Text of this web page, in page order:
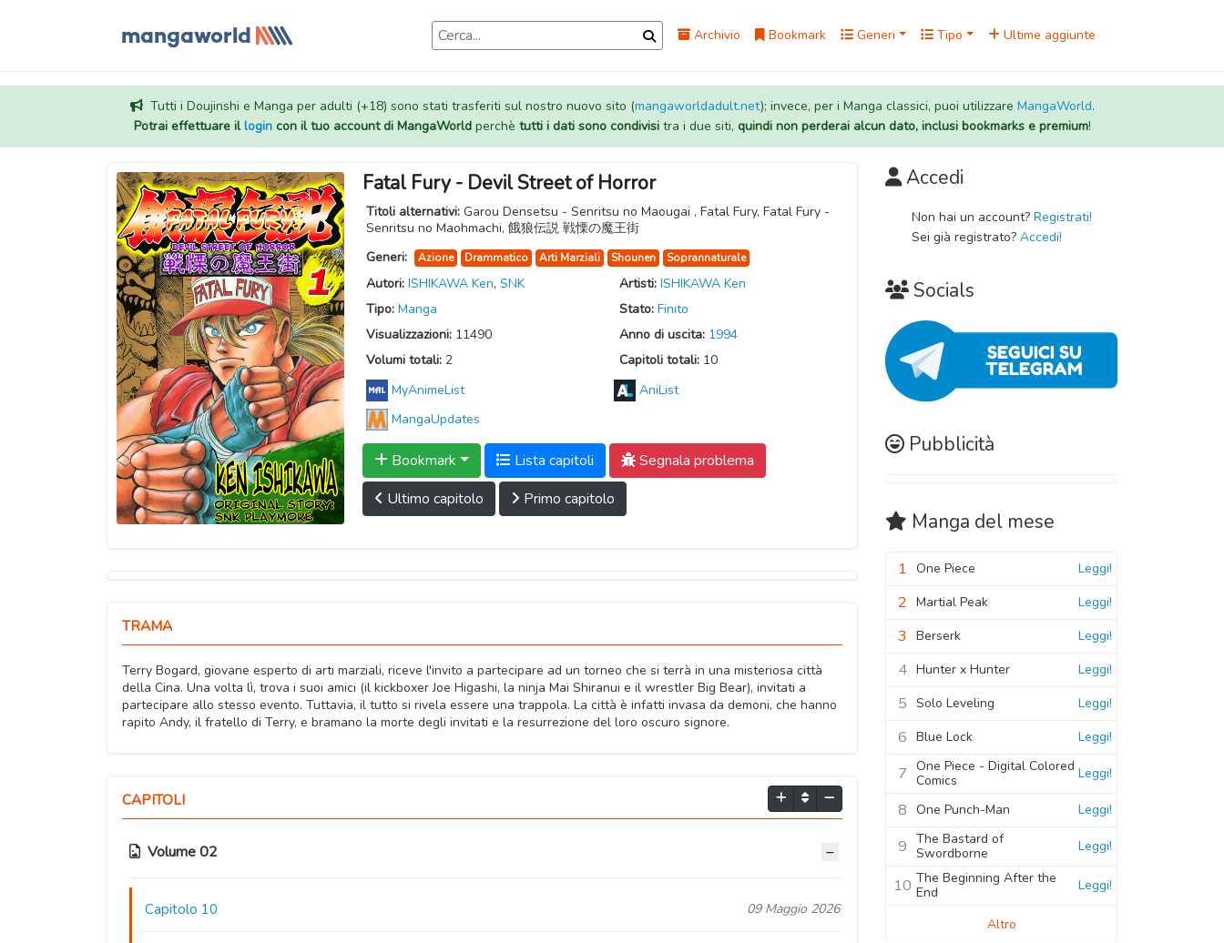
Archivio Bookmark Generi Tipo Ultime aggiunte
Tutti i Doujinshi e Manga per adulti (+18) sono stati trasferiti sul nostro nuovo sito (mangaworldadult.net); invece, per i Manga classici, puoi utilizzare MangaWorld.
Potrai effettuare illogincon il tuo account di MangaWorldperchè tutti i dati sono condivisitra i due siti, quindi non perderai alcun dato, inclusi bookmarks e premium!
Fatal Fury - Devil Street of Horror
Titoli alternativi: Garou Densetsu - Senritsu no Maougai , Fatal Fury, Fatal Fury -
Senritsu no Maohmachi, 餓狼伝説 戦慄の魔王街
Generi:
Azione Drammatico Arti Marziali Shounen Soprannaturale
Autori: ISHIKAWA Ken, SNK Artisti: ISHIKAWA Ken
Tipo: Manga Stato: Finito
Visualizzazioni: 11490 Anno di uscita: 1994
Volumi totali: 2 Capitoli totali: 10
MyAnimeList
AniList
MangaUpdates
Bookmark Lista capitoli
Segnala problema
Ultimo capitolo
Primo capitolo
TRAMA
Terry Bogard, giovane esperto di arti marziali, riceve l'invito a partecipare ad un torneo che si terrà in una misteriosa città
della Cina. Una volta lì, trova i suoi amici (il kickboxer Joe Higashi, la ninja Mai Shiranui e il wrestler Big Bear), invitati a
partecipare allo stesso evento. Tuttavia, il tutto si rivela essere una trappola. La città è infatti invasa da demoni, che hanno
rapito Andy, il fratello di Terry, e bramano la morte degli invitati e la resurrezione del loro oscuro signore.
CAPITOLI
Volume 02
Capitolo 10 09 Maggio 2026
Accedi
Non hai un account? Registrati!
Sei già registrato? Accedi!
Socials
Pubblicità
Manga del mese
1 One Piece Leggi!
2 Martial Peak Leggi!
3 Berserk Leggi!
4 Hunter x Hunter Leggi!
5 Solo Leveling Leggi!
6 Blue Lock Leggi!
7 One Piece - Digital Colored
Comics
Leggi!
8 One Punch-Man Leggi!
9 The Bastard of
Swordborne
Leggi!
10 The Beginning After the
End
Leggi!
Altro